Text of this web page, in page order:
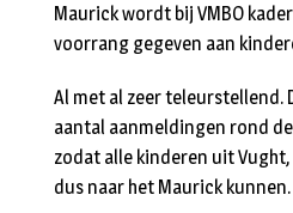
Maurick wordt bij VMBO
voorrang gegeven aan
Al met al zeer teleurstellend.
aantal aanmeldingen rond
zodat alle kinderen uit
dus naar het Maurick kunnen.